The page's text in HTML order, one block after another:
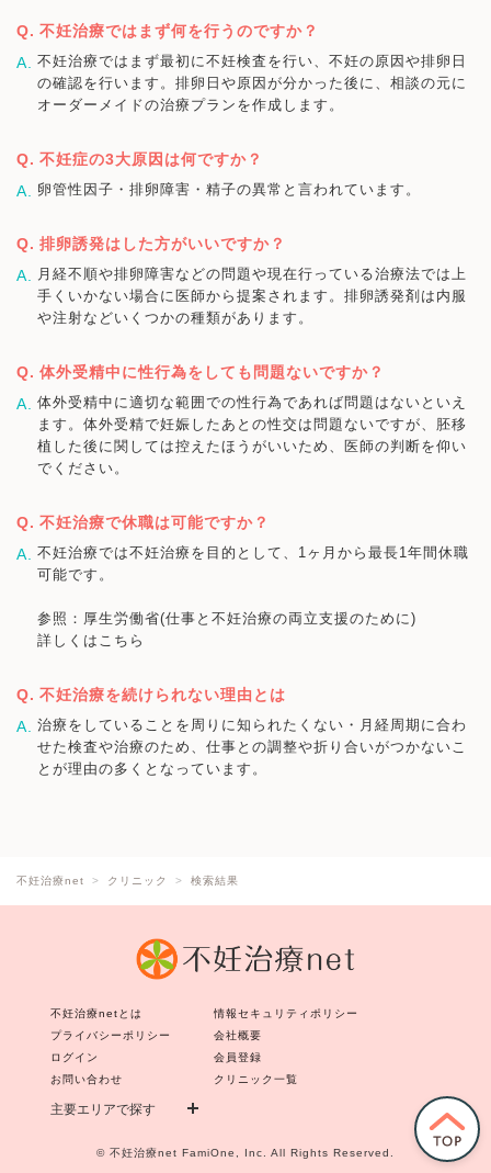
不妊治療ではまず何を行うのですか？
不妊治療ではまず最初に不妊検査を行い、不妊の原因や排卵日
の確認を行います。排卵日や原因が分かった後に、相談の元に
オーダーメイドの治療プランを作成します。
不妊症の3大原因は何ですか？
卵管性因子・排卵障害・精子の異常と言われています。
排卵誘発はした方がいいですか？
月経不順や排卵障害などの問題や現在行っている治療法では上
手くいかない場合に医師から提案されます。排卵誘発剤は内服
や注射などいくつかの種類があります。
体外受精中に性行為をしても問題ないですか？
体外受精中に適切な範囲での性行為であれば問題はないといえ
ます。体外受精で妊娠したあとの性交は問題ないですが、胚移
植した後に関しては控えたほうがいいため、医師の判断を仰い
でください。
不妊治療で休職は可能ですか？
不妊治療では不妊治療を目的として、1ヶ月から最長1年間休職
可能です。
参照：厚生労働省(仕事と不妊治療の両立支援のために)
詳しくはこちら
不妊治療を続けられない理由とは
治療をしていることを周りに知られたくない・月経周期に合わ
せた検査や治療のため、仕事との調整や折り合いがつかないこ
とが理由の多くとなっています。
不妊治療net クリニック 検索結果
不妊治療netとは
情報セキュリティポリシー
プライバシーポリシー
会社概要
ログイン
会員登録
お問い合わせ
クリニック一覧
主要エリアで探す
© 不妊治療net FamiOne, Inc. All Rights Reserved.